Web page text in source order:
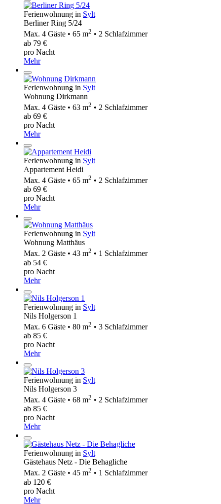
Ferienwohnung in Sylt
Berliner Ring 5/24
Max. 4 Gäste • 65 m2 • 2 Schlafzimmer
ab 79 €
pro Nacht
Mehr
Ferienwohnung in Sylt
Wohnung Dirkmann
Max. 4 Gäste • 63 m2 • 2 Schlafzimmer
ab 69 €
pro Nacht
Mehr
Ferienwohnung in Sylt
Appartement Heidi
Max. 4 Gäste • 65 m2 • 2 Schlafzimmer
ab 69 €
pro Nacht
Mehr
Ferienwohnung in Sylt
Wohnung Matthäus
Max. 2 Gäste • 43 m2 • 1 Schlafzimmer
ab 54 €
pro Nacht
Mehr
Ferienwohnung in Sylt
Nils Holgerson 1
Max. 6 Gäste • 80 m2 • 3 Schlafzimmer
ab 85 €
pro Nacht
Mehr
Ferienwohnung in Sylt
Nils Holgerson 3
Max. 4 Gäste • 68 m2 • 2 Schlafzimmer
ab 85 €
pro Nacht
Mehr
Ferienwohnung in Sylt
Gästehaus Netz - Die Behagliche
Max. 2 Gäste • 45 m2 • 1 Schlafzimmer
ab 120 €
pro Nacht
Mehr